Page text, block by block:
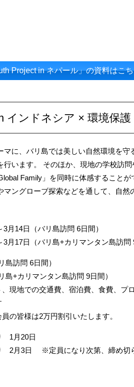
Projectin ネパール」の資料はこ
インドネシア × 環境保護
に、バリ島では美しい自然環境を守
います。 そのほか、現地の学校訪
Family」を同時に体感すること
ングローブ探索などを通して、自
3月14日（バリ島訪問 6日間）
3月17日（バリ島+カリマンタン島訪問
島訪問 6日間）
島+カリマンタン島訪問 9日間）
現地での交通費、宿泊費、食費、プ
の皆様は2万円割引いたします。
1月20日
2月3日 ※定員になり次第、締め切